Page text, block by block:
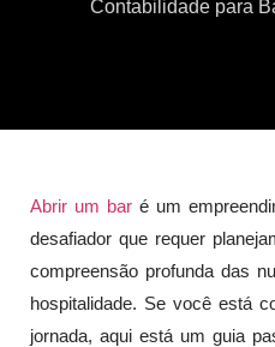
Contabilidade para
Abrir um bar é um
desafiador que requer
compreensão profunda das
hospitalidade. Se você está
jornada, aqui está um guia